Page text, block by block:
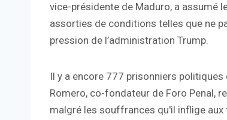
vice-présidente de Maduro, a assumé
assorties de conditions telles que ne
pression de l’administration Trump.
Il y a encore 777 prisonniers
Romero, co-fondateur de Foro Penal,
malgré les souffrances qu'il inflige aux